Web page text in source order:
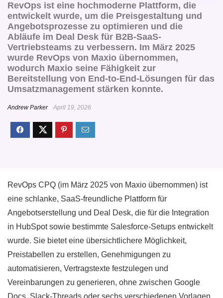
RevOps ist eine hochmoderne Plattform, die
entwickelt wurde, um die Preisgestaltung und
Angebotsprozesse zu optimieren und die
Abläufe im Deal Desk für B2B-SaaS-
Vertriebsteams zu verbessern. Im März 2025
wurde RevOps von Maxio übernommen,
wodurch Maxio seine Fähigkeit zur
Bereitstellung von End-to-End-Lösungen für das
Umsatzmanagement stärken konnte.
Andrew Parker April 19, 2026
RevOps CPQ (im März 2025 von Maxio übernommen) ist
eine schlanke, SaaS-freundliche Plattform für
Angebotserstellung und Deal Desk, die für die Integration
in HubSpot sowie bestimmte Salesforce-Setups entwickelt
wurde. Sie bietet eine übersichtlichere Möglichkeit,
Preistabellen zu erstellen, Genehmigungen zu
automatisieren, Vertragstexte festzulegen und
Vereinbarungen zu generieren, ohne zwischen Google
Docs, Slack-Threads oder sechs verschiedenen Vorlagen